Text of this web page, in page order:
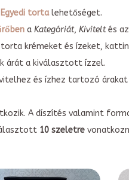
Egyedi tortalehetőséget.
a Kategóriát, Kiviteltés az
krémeket és ízeket,
árát a kiválasztott ízzel.
és ízhez tartozó
A díszítés valamint
10 szeletre